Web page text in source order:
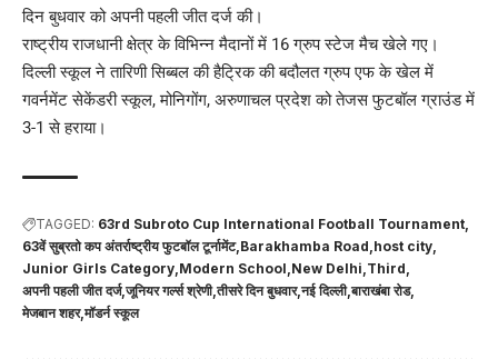
दिन बुधवार को अपनी पहली जीत दर्ज की।
राष्ट्रीय राजधानी क्षेत्र के विभिन्न मैदानों में 16 ग्रुप स्टेज मैच खेले गए।
दिल्ली स्कूल ने तारिणी सिब्बल की हैट्रिक की बदौलत ग्रुप एफ के खेल में
गवर्नमेंट सेकेंडरी स्कूल, मोनिगोंग, अरुणाचल प्रदेश को तेजस फुटबॉल ग्राउंड में
3-1 से हराया।
TAGGED: 63rd Subroto Cup International Football Tournament
63वें सुब्रतो कप अंतर्राष्ट्रीय फुटबॉल टूर्नामेंट Barakhamba Road host city
Junior Girls Category Modern School New Delhi Third
अपनी पहली जीत दर्ज जूनियर गर्ल्स श्रेणी तीसरे दिन बुधवार नई दिल्ली बाराखंबा रोड
मेजबान शहर मॉडर्न स्कूल